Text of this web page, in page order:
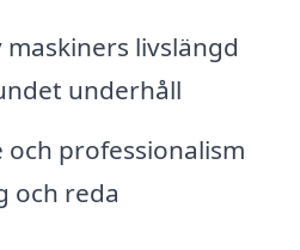
livslängd
underhåll
och professionalism
och reda